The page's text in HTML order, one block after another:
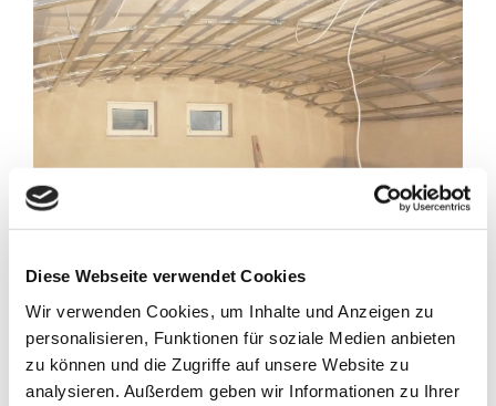
Diese Webseite verwendet Cookies
Wir verwenden Cookies, um Inhalte und Anzeigen zu
personalisieren, Funktionen für soziale Medien anbieten
zu können und die Zugriffe auf unsere Website zu
analysieren. Außerdem geben wir Informationen zu Ihrer
1. Anbringend von Ständerwerk